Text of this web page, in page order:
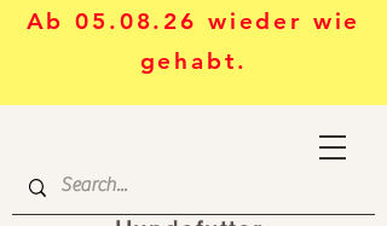
Ab 05.08.26 wieder wie
gehabt.